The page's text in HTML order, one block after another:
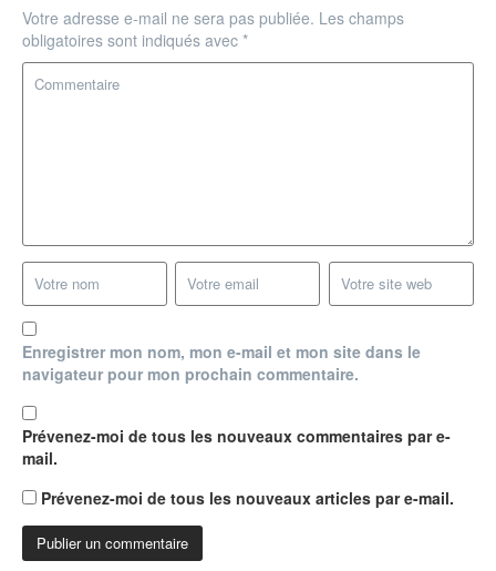
Votre adresse e-mail ne sera pas publiée. Les champs
obligatoires sont indiqués avec *
Enregistrer mon nom, mon e-mail et mon site dans le
navigateur pour mon prochain commentaire.
Prévenez-moi de tous les nouveaux commentaires par e-
mail.
Prévenez-moi de tous les nouveaux articles par e-mail.